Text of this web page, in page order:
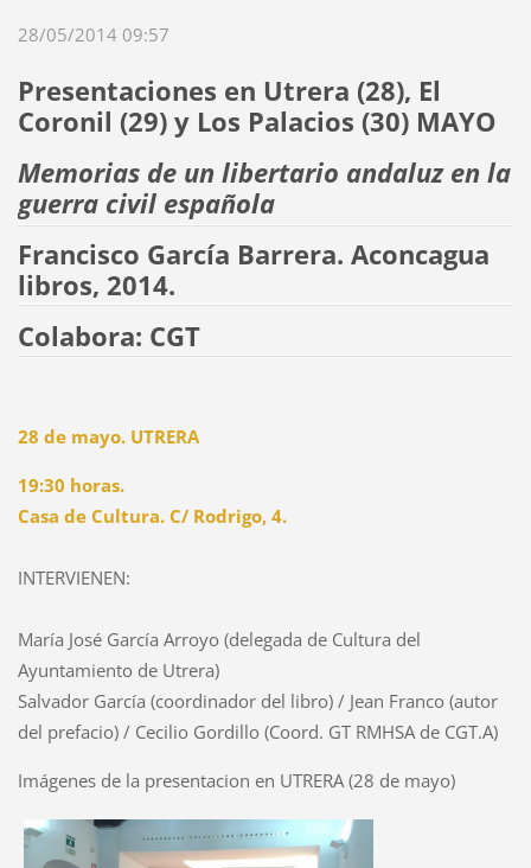
28/05/2014 09:57
Presentaciones en Utrera (28), El
Coronil (29) y Los Palacios (30) MAYO
Memorias de un libertario andaluz en la
guerra civil española
Francisco García Barrera. Aconcagua
libros, 2014.
Colabora: CGT
28 de mayo. UTRERA
19:30 horas.
Casa de Cultura. C/ Rodrigo, 4.
INTERVIENEN:
María José García Arroyo (delegada de Cultura del
Ayuntamiento de Utrera)
Salvador García (coordinador del libro) / Jean Franco (autor
del prefacio) / Cecilio Gordillo (Coord. GT RMHSA de CGT.A)
Imágenes de la presentacion en UTRERA (28 de mayo)